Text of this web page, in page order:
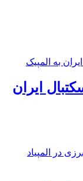
ایران